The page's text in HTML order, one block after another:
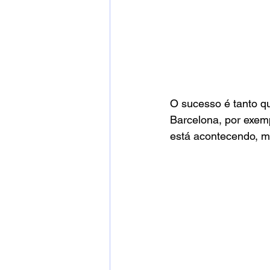
O sucesso é tanto
Barcelona, por
está acontecendo,